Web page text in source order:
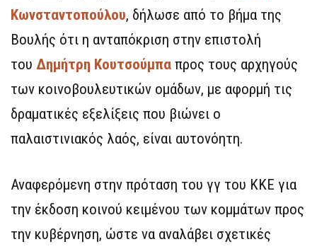
Κωνσταντοπούλου, δήλωσε από το βήμα της
Βουλής ότι η ανταπόκριση στην επιστολή
του Δημήτρη Κουτσούμπα προς τους αρχηγούς
των κοινοβουλευτικών ομάδων, με αφορμή τις
δραματικές εξελίξεις που βιώνει ο
παλαιστινιακός λαός, είναι αυτονόητη.
Αναφερόμενη στην πρόταση του γγ του ΚΚΕ για
την έκδοση κοινού κειμένου των κομμάτων προς
την κυβέρνηση, ώστε να αναλάβει σχετικές